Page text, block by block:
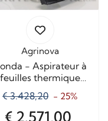
Agrinova
- Aspirateur à
feuilles thermique
avec broyeur
€ 3.428,20 - 25%
€ 2.571,00